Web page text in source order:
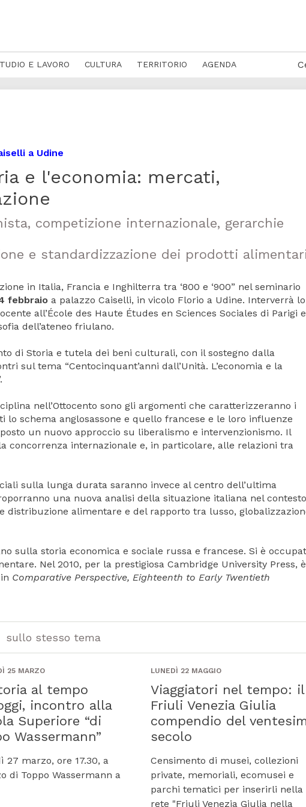
E LAVORO CULTURA TERRITORIO AGENDA
a Udine
e l'economia: mercati,
competizione internazionale, gerarchie
e standardizzazione dei prodotti
in Italia, Francia e Inghilterra tra ‘800 e ‘900” nel seminario
febbraio a palazzo Caiselli, in vicolo Florio a Udine. Interverrà lo
all’École des Haute Études en Sciences Sociales di Parigi e
dell’ateneo friulano.
di Storia e tutela dei beni culturali, con il sostegno dalla
sul tema “Centocinquant’anni dall’Unità. L’economia e la
nell’Ottocento sono gli argomenti che caratterizzeranno i
lo schema anglosassone e quello francese e le loro influenze
un nuovo approccio su liberalismo e intervenzionismo. Il
concorrenza internazionale e, in particolare, alle relazioni tra
sulla lunga durata saranno invece al centro dell’ultima
una nuova analisi della situazione italiana nel contesto
distribuzione alimentare e del rapporto tra lusso,
sulla storia economica e sociale russa e francese. Si è
Nel 2010, per la prestigiosa Cambridge University Press, è
in Comparative Perspective, Eighteenth to Early Twentieth
sullo stesso tema
25 MARZO
al tempo
incontro alla
Superiore “di
Wassermann”
27 marzo, ore 17.30, a
di Toppo Wassermann a
LUNEDÌ 22 MAGGIO
Viaggiatori nel tempo: il
Friuli Venezia Giulia
compendio del
secolo
Censimento di musei, collezioni
private, memoriali, ecomusei e
parchi tematici per inserirli nella
rete "Friuli Venezia Giulia nella